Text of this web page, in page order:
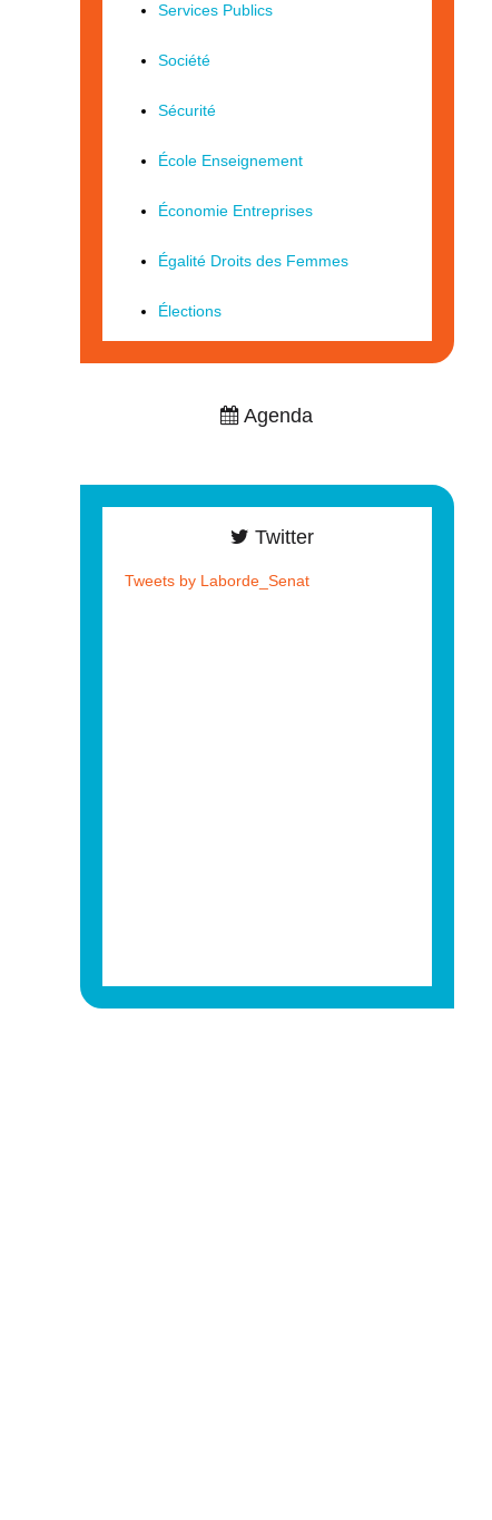
Services Publics
Société
Sécurité
École Enseignement
Économie Entreprises
Égalité Droits des Femmes
Élections
Agenda
Twitter
Tweets by Laborde_Senat